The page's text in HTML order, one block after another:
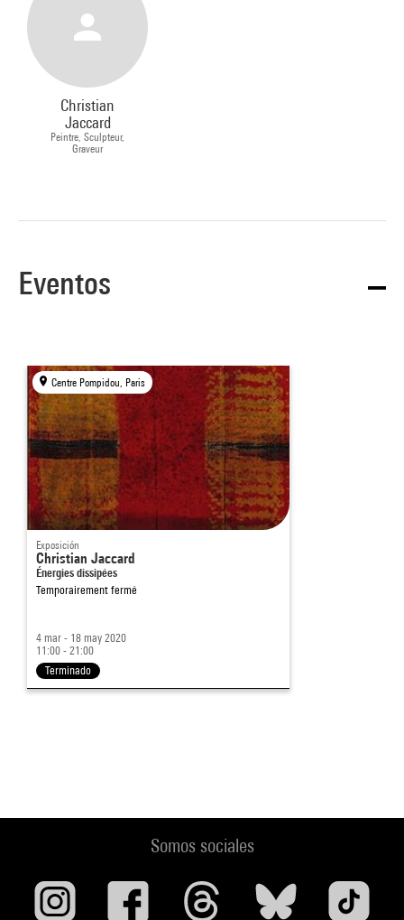
Christian
Jaccard
Peintre, Sculpteur,
Graveur
Eventos
Centre Pompidou, Paris
Exposición
Christian Jaccard
Énergies dissipées
Temporairement fermé
4 mar - 18 may 2020
11:00 - 21:00
Terminado
Somos sociales